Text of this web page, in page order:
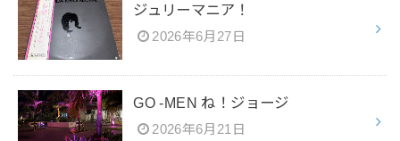
ジュリーマニア！
2026年6月27日
GO -MEN ね！ジョージ
2026年6月21日